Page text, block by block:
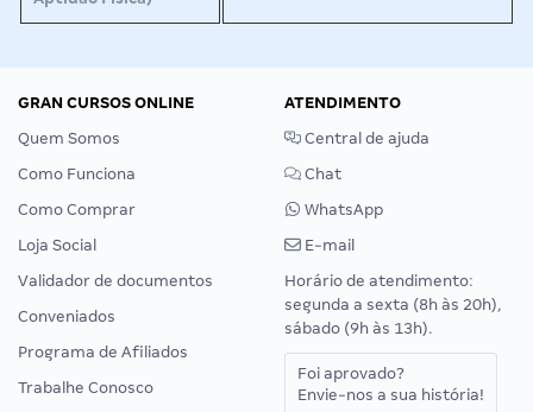
GRAN CURSOS ONLINE
Quem Somos
Como Funciona
Como Comprar
Loja Social
Validador de documentos
Conveniados
Programa de Afiliados
Trabalhe Conosco
ATENDIMENTO
Central de ajuda
Chat
WhatsApp
E-mail
Horário de atendimento:
segunda a sexta (8h às 20h),
sábado (9h às 13h).
Foi aprovado?
Envie-nos a sua história!